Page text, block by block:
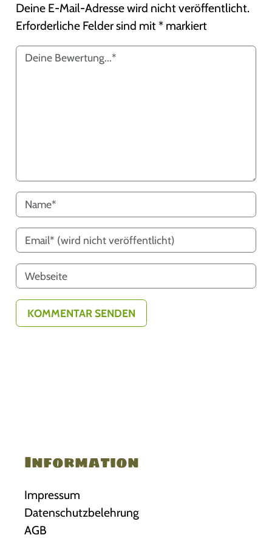
Deine E-Mail-Adresse wird nicht veröffentlicht.
Erforderliche Felder sind mit* markiert
Information
Impressum
Datenschutzbelehrung
AGB